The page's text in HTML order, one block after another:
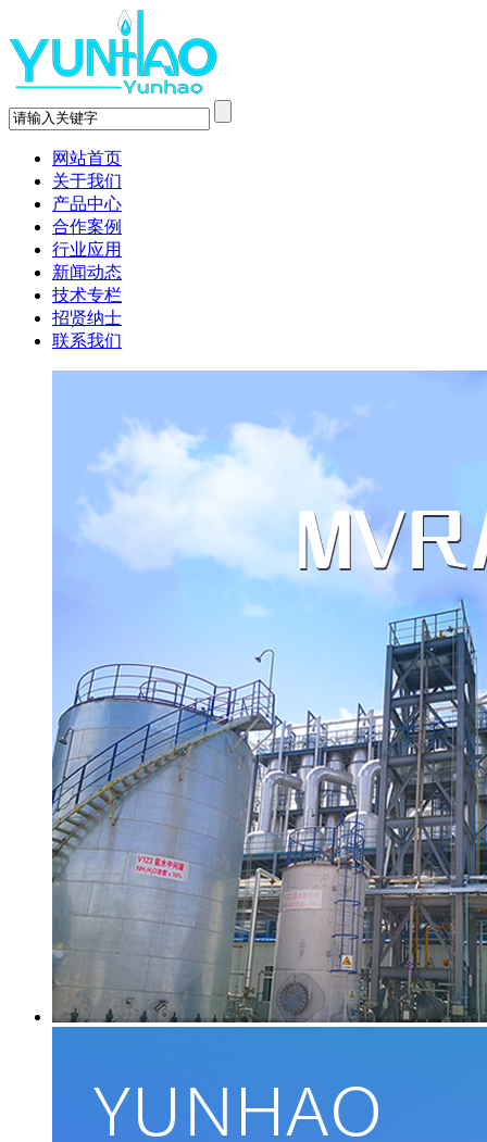
网站首页
关于我们
产品中心
合作案例
行业应用
新闻动态
技术专栏
招贤纳士
联系我们